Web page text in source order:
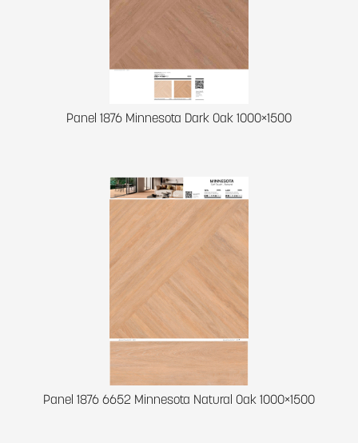
Panel 1876 Minnesota Dark Oak 1000×1500
Panel 1876 6652 Minnesota Natural Oak 1000×1500